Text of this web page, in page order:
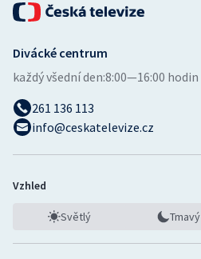
Divácké centrum
každý všední den:8:00—16:00 hodin
261 136 113
info@ceskatelevize.cz
Vzhled
Světlý Tmavý